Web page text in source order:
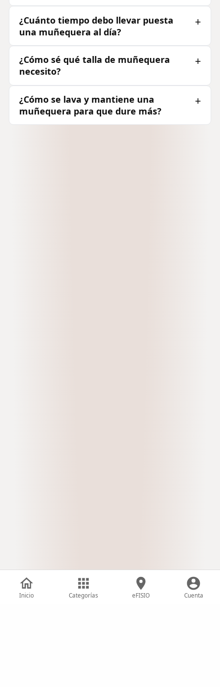
Inicio Categorías eFISIO Cuenta
¿Cuánto tiempo debo llevar puesta
una muñequera al día?
¿Cómo sé qué talla de muñequera
necesito?
¿Cómo se lava y mantiene una
muñequera para que dure más?